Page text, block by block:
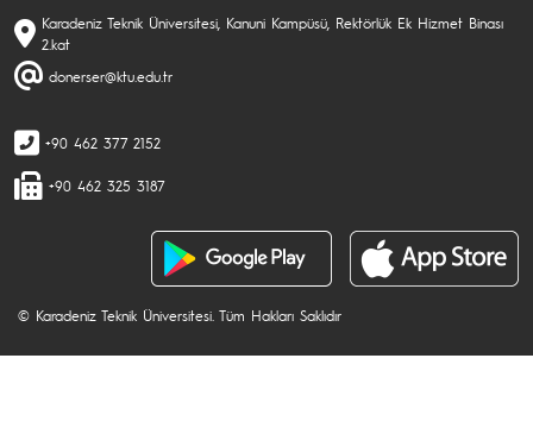
Karadeniz Teknik Üniversitesi, Kanuni Kampüsü, Rektörlük Ek Hizmet Binası
2.kat
donerser@ktu.edu.tr
+90 462 377 2152
+90 462 325 3187
© Karadeniz Teknik Üniversitesi. Tüm Hakları Saklıdır